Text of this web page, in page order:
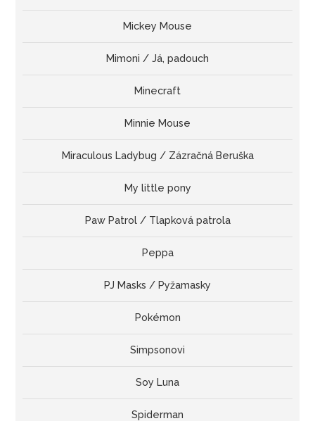
Mickey Mouse
Mimoni / Já, padouch
Minecraft
Minnie Mouse
Miraculous Ladybug / Zázračná Beruška
My little pony
Paw Patrol / Tlapková patrola
Peppa
PJ Masks / Pyžamasky
Pokémon
Simpsonovi
Soy Luna
Spiderman